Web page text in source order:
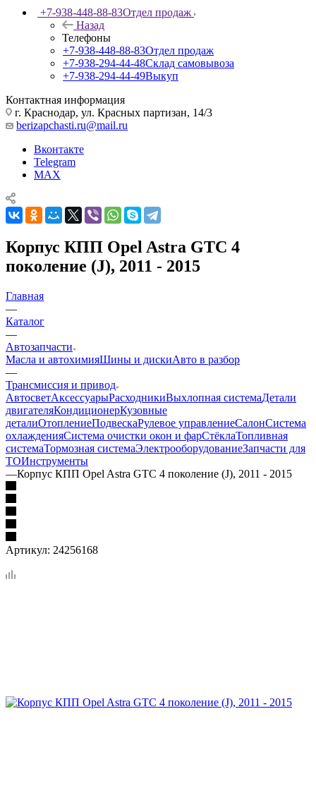
+7-938-448-88-83Отдел продаж
Назад
Телефоны
+7-938-448-88-83Отдел продаж
+7-938-294-44-48Склад самовывоза
+7-938-294-44-49Выкуп
Контактная информация
г. Краснодар, ул. Красных партизан, 14/3
berizapchasti.ru@mail.ru
Вконтакте
Telegram
MAX
Корпус КПП Opel Astra GTC 4
поколение (J), 2011 - 2015
Главная
—
Каталог
—
Автозапчасти
Масла и автохимияШины и дискиАвто в разбор
—
Трансмиссия и привод
АвтосветАксессуарыРасходникиВыхлопная системаДетали
двигателяКондиционерКузовные
деталиОтоплениеПодвескаРулевое управлениеСалонСистема
охлажденияСистема очистки окон и фарСтёклаТопливная
системаТормозная системаЭлектрооборудованиеЗапчасти для
ТОИнструменты
—Корпус КПП Opel Astra GTC 4 поколение (J), 2011 - 2015
Артикул: 24256168